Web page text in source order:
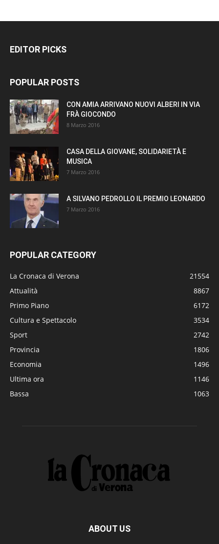
EDITOR PICKS
POPULAR POSTS
CON AMIA ARRIVANO NUOVI ALBERI IN VIA
FRÀ GIOCONDO
8 Marzo 2016
CASA DELLA GIOVANE, SOLIDARIETÀ E
MUSICA
7 Marzo 2016
A SILVANO PEDROLLO IL PREMIO LEONARDO
7 Marzo 2016
POPULAR CATEGORY
La Cronaca di Verona
21554
Attualità
8867
Primo Piano
6172
Cultura e Spettacolo
3534
Sport
2742
Provincia
1806
Economia
1496
Ultima ora
1146
Bassa
1063
ABOUT US